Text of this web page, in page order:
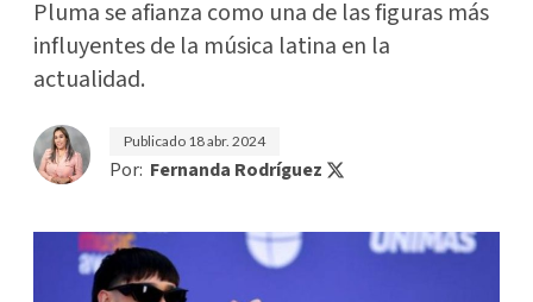
Pluma se afianza como una de las figuras más
influyentes de la música latina en la
actualidad.
Publicado 18 abr. 2024
Por: Fernanda Rodríguez